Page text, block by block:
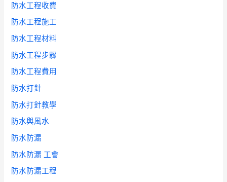
防水工程收費
防水工程施工
防水工程材料
防水工程步驟
防水工程費用
防水打針
防水打針教學
防水與風水
防水防漏
防水防漏 工會
防水防漏工程